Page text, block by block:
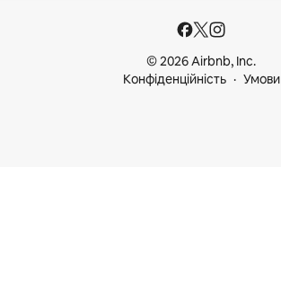
© 2026 Airbnb, Inc.
Конфіденційність
Умови